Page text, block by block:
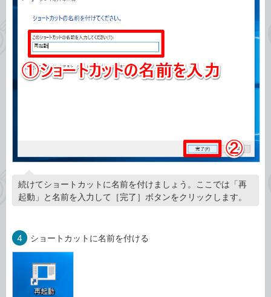
続けてショートカットに名前を付けましょう。ここでは「再
起動」と名前を入力して［完了］ボタンをクリックします。
4 ショートカットに名前を付ける